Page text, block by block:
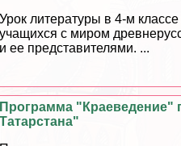
Урок литературы в 4-м классе
учащихся с миром
и ее представителями. ...
Программа "Краеведение"
Татарстана"